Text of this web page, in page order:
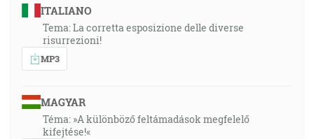
ITALIANO
Tema: La corretta esposizione delle diverse
risurrezioni!
MP3
MAGYAR
Téma: »A különböző feltámadások megfelelő
kifejtése!«